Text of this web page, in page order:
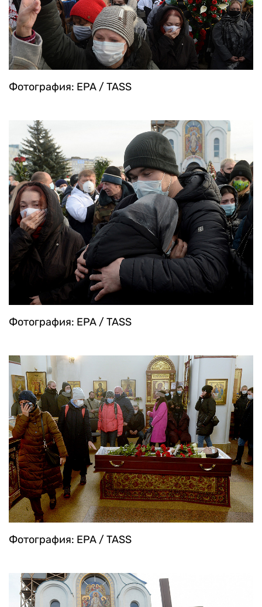
Фотография: EPA / TASS
Фотография: EPA / TASS
Фотография: EPA / TASS